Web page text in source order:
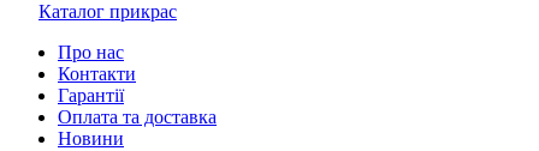
Каталог прикрас
Про нас
Контакти
Гарантії
Оплата та доставка
Новини